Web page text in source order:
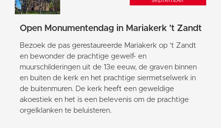
Open Monumentendag in Mariakerk 't Zandt
Bezoek de pas gerestaureerde Mariakerk op 't Zandt
en bewonder de prachtige gewelf- en
muurschilderingen uit de 13e eeuw, de graven binnen
en buiten de kerk en het prachtige siermetselwerk in
de buitenmuren. De kerk heeft een geweldige
akoestiek en het is een belevenis om de prachtige
orgelklanken te beluisteren.